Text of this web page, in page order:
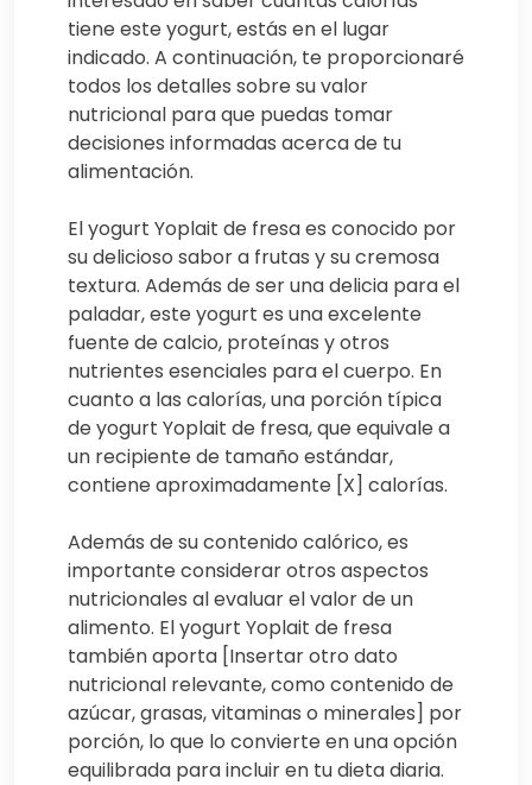
tiene este yogurt, estás en el lugar
indicado. A continuación, te proporcionaré
todos los detalles sobre su valor
nutricional para que puedas tomar
decisiones informadas acerca de tu
alimentación.
El yogurt Yoplait de fresa es conocido por
su delicioso sabor a frutas y su cremosa
textura. Además de ser una delicia para el
paladar, este yogurt es una excelente
fuente de calcio, proteínas y otros
nutrientes esenciales para el cuerpo. En
cuanto a las calorías, una porción típica
de yogurt Yoplait de fresa, que equivale a
un recipiente de tamaño estándar,
contiene aproximadamente [X] calorías.
Además de su contenido calórico, es
importante considerar otros aspectos
nutricionales al evaluar el valor de un
alimento. El yogurt Yoplait de fresa
también aporta [Insertar otro dato
nutricional relevante, como contenido de
azúcar, grasas, vitaminas o minerales] por
porción, lo que lo convierte en una opción
equilibrada para incluir en tu dieta diaria.